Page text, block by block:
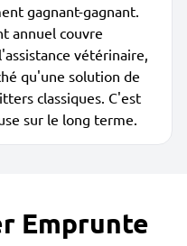
gagnant-gagnant.
annuel couvre
vétérinaire,
qu'une solution de
classiques. C'est
sur le long terme.
Emprunte